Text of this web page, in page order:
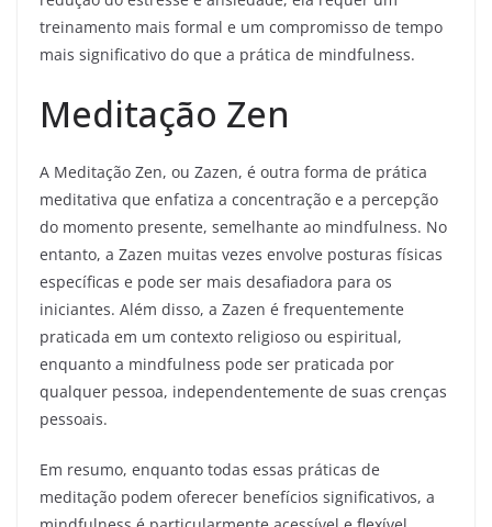
treinamento mais formal e um compromisso de tempo
mais significativo do que a prática de mindfulness.
Meditação Zen
A Meditação Zen, ou Zazen, é outra forma de prática
meditativa que enfatiza a concentração e a percepção
do momento presente, semelhante ao mindfulness. No
entanto, a Zazen muitas vezes envolve posturas físicas
específicas e pode ser mais desafiadora para os
iniciantes. Além disso, a Zazen é frequentemente
praticada em um contexto religioso ou espiritual,
enquanto a mindfulness pode ser praticada por
qualquer pessoa, independentemente de suas crenças
pessoais.
Em resumo, enquanto todas essas práticas de
meditação podem oferecer benefícios significativos, a